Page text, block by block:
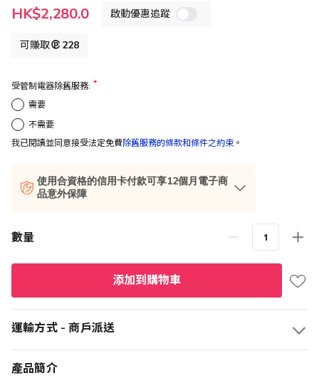
特
殊
HK$2,280.0 啟動優惠追蹤
可賺取 228
受管制電器除舊服務:
需要
不需要
我已閱讀並同意接受法定免費除舊服務的條款和條件之約束 。
使用合資格的信用卡付款可享12個月電子商
品意外保障
數量
添加到購物車
運輸方式 - 商戶派送
產品簡介